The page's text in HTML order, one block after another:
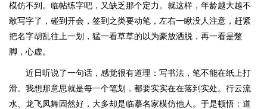
模仿不到。临帖练字吧，又缺乏那个定力。就这样，年龄越大越不
敢写字了，碰到开会，签到之类要动笔，左右一瞅没人注意，赶紧
把名字胡乱往上一划，猛一看草草的以为豪放洒脱，再一看是蹩
脚，心虚。
近日听说了一句话，感觉很有道理：写书法，笔不能在纸上打
滑。我想那意思就是每一个笔划，都要实实在在落到实处。行云流
水、龙飞凤舞固然好，大多却是临摹名家模仿他人。于是顿悟：道